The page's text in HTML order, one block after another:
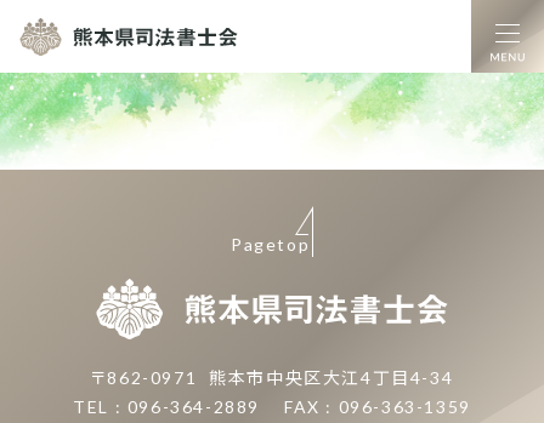
熊本県司法書士
〒862-0971
熊本市中央区大江4丁目4-34
TEL : 096-364-2889
FAX : 096-363-1359
Pagetop